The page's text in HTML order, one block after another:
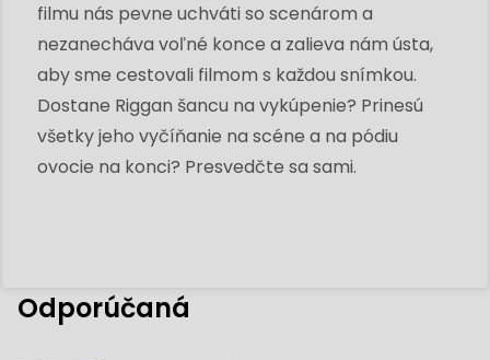
filmu nás pevne uchváti so scenárom a
nezanecháva voľné konce a zalieva nám ústa,
aby sme cestovali filmom s každou snímkou.
Dostane Riggan šancu na vykúpenie? Prinesú
všetky jeho vyčíňanie na scéne a na pódiu
ovocie na konci? Presvedčte sa sami.
Odporúčaná